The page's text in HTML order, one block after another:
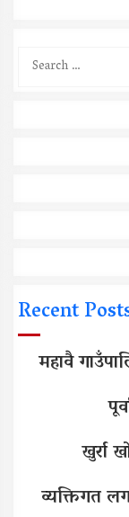
Search
Recent
महावै
खुर्रा
व्यक्तिगत